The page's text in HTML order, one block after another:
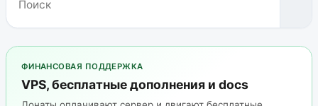
ФИНАНСОВАЯ ПОДДЕРЖКА
VPS, бесплатные дополнения и docs